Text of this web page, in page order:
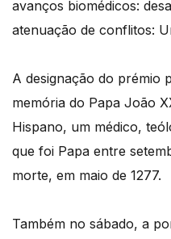
avanços biomédicos:
atenuação de conflitos:
A designação do prémio
memória do Papa João
Hispano, um médico,
que foi Papa entre
morte, em maio de 1277.
Também no sábado, a